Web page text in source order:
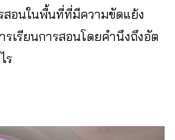
สอนในพื้นที่ที่มีความขัดแย้ง
รเรียนการสอนโดยคำนึงถึงอัต
ร